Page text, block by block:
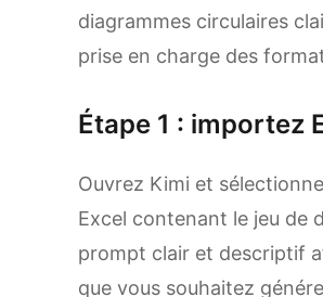
diagrammes circulaires
prise en charge des
Étape 1 : importez
Ouvrez Kimi et
Excel contenant le jeu de
prompt clair et descriptif
que vous souhaitez